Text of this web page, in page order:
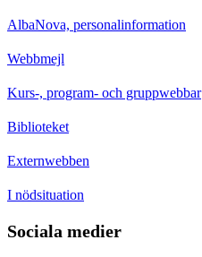
AlbaNova, personalinformation
Webbmejl
Kurs-, program- och gruppwebbar
Biblioteket
Externwebben
I nödsituation
Sociala medier